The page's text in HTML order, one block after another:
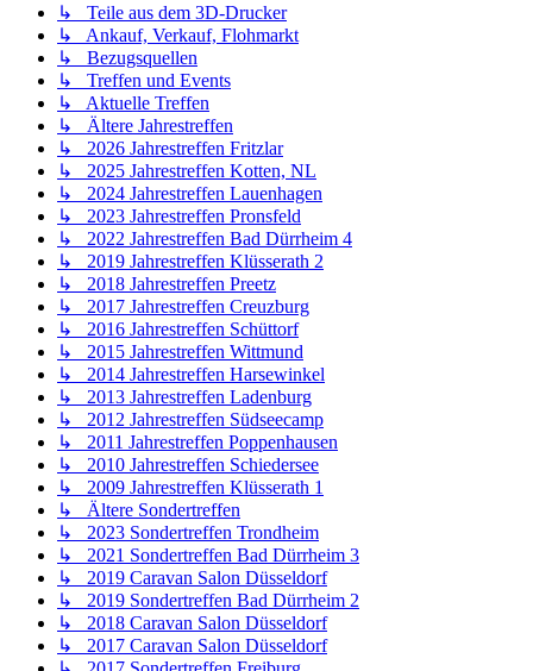
↳ Teile aus dem 3D-Drucker
↳ Ankauf, Verkauf, Flohmarkt
↳ Bezugsquellen
↳ Treffen und Events
↳ Aktuelle Treffen
↳ Ältere Jahrestreffen
↳ 2026 Jahrestreffen Fritzlar
↳ 2025 Jahrestreffen Kotten, NL
↳ 2024 Jahrestreffen Lauenhagen
↳ 2023 Jahrestreffen Pronsfeld
↳ 2022 Jahrestreffen Bad Dürrheim 4
↳ 2019 Jahrestreffen Klüsserath 2
↳ 2018 Jahrestreffen Preetz
↳ 2017 Jahrestreffen Creuzburg
↳ 2016 Jahrestreffen Schüttorf
↳ 2015 Jahrestreffen Wittmund
↳ 2014 Jahrestreffen Harsewinkel
↳ 2013 Jahrestreffen Ladenburg
↳ 2012 Jahrestreffen Südseecamp
↳ 2011 Jahrestreffen Poppenhausen
↳ 2010 Jahrestreffen Schiedersee
↳ 2009 Jahrestreffen Klüsserath 1
↳ Ältere Sondertreffen
↳ 2023 Sondertreffen Trondheim
↳ 2021 Sondertreffen Bad Dürrheim 3
↳ 2019 Caravan Salon Düsseldorf
↳ 2019 Sondertreffen Bad Dürrheim 2
↳ 2018 Caravan Salon Düsseldorf
↳ 2017 Caravan Salon Düsseldorf